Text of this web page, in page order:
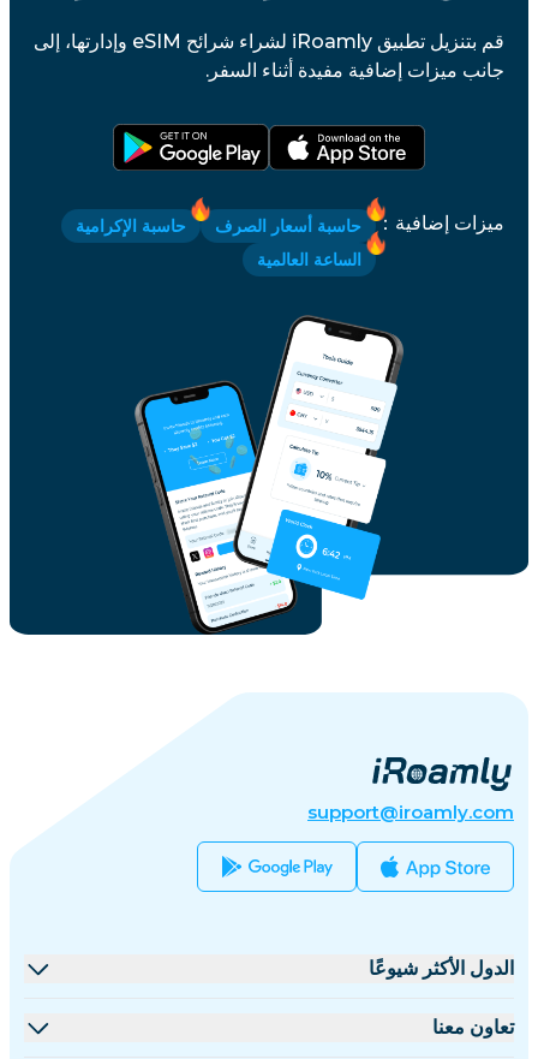
قم بتنزيل تطبيق iRoamly لشراء شرائح eSIM وإدارتها، إلى
جانب ميزات إضافية مفيدة أثناء السفر.
ميزات إضافية ： حاسبة أسعار الصرف
حاسبة الإكرامية
الساعة العالمية
support@iroamly.com
الدول الأكثر شيوعًا
الولايات المتحدة
تعاون معنا